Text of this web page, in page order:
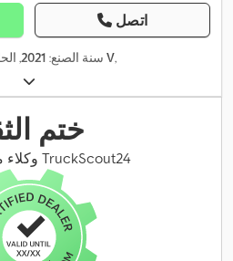
اتصل
سنة الصنع: 2021
, 48 V,
ختم
وكلاء معتمدون من TruckScout24